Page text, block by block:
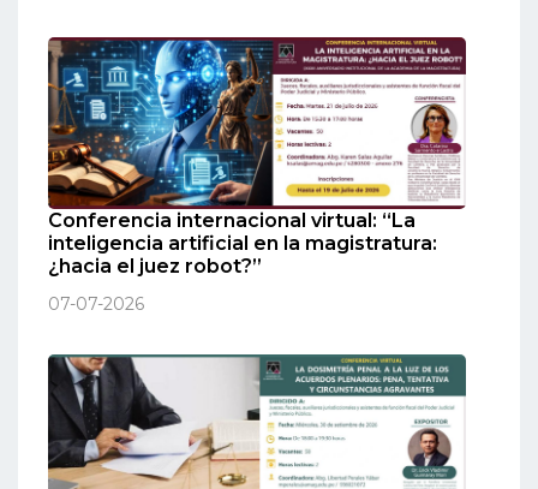
Conferencia internacional virtual: “La
inteligencia artificial en la magistratura:
¿hacia el juez robot?”
07-07-2026